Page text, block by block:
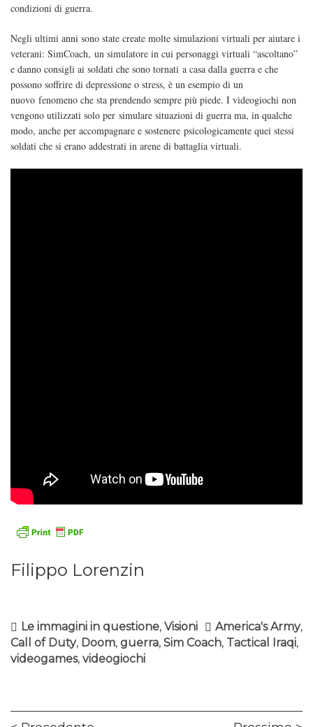
condizioni di guerra.
Negli ultimi anni sono state create molte simulazioni virtuali per aiutare i
veterani: SimCoach, un simulatore in cui personaggi virtuali “ascoltano”
e danno consigli ai soldati che sono tornati a casa dalla guerra e che
possono soffrire di depressione o stress, è un esempio di un
nuovo fenomeno che sta prendendo sempre più piede. I videogiochi non
vengono utilizzati solo per simulare situazioni di guerra ma, in qualche
modo, anche per accompagnare e sostenere psicologicamente quei stessi
soldati che si erano addestrati in arene di battaglia virtuali.
Filippo Lorenzin
Le immagini in questione, Visioni America's Army,
Call of Duty, Doom, guerra, Sim Coach, Tactical Iraqi,
videogames, videogiochi